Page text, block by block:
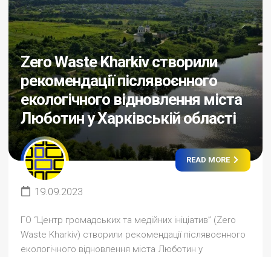
Zero Waste Kharkiv створили
рекомендації післявоєнного
екологічного відновлення міста
Люботин у Харківській області
READ MORE
19.09.2023
ГО “Центр громадських та медійних ініціатив” (Zero
Waste Kharkiv) створили рекомендації післявоєнного
екологічного відновлення міста Люботин у